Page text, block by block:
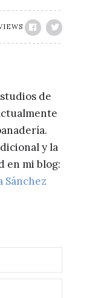
de
y la
en mi blog:
Sánchez